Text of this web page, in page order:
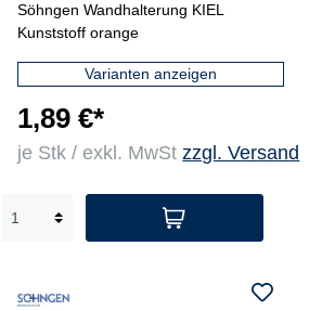
Söhngen Wandhalterung KIEL
Kunststoff orange
Varianten anzeigen
1,89 €*
je Stk / exkl. MwStzzgl. Versand